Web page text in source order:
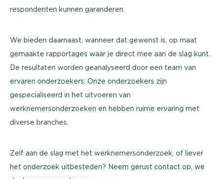
respondenten kunnen garanderen.
We bieden daarnaast, wanneer dat gewenst is, op maat
gemaakte rapportages waar je direct mee aan de slag kunt.
De resultaten worden geanalyseerd door een team van
ervaren onderzoekers: Onze onderzoekers zijn
gespecialiseerd in het uitvoeren van
werknemersonderzoeken en hebben ruime ervaring met
diverse branches.
Zelf aan de slag met het werknemersonderzoek, of liever
het onderzoek uitbesteden? Neem gerust contact op, we